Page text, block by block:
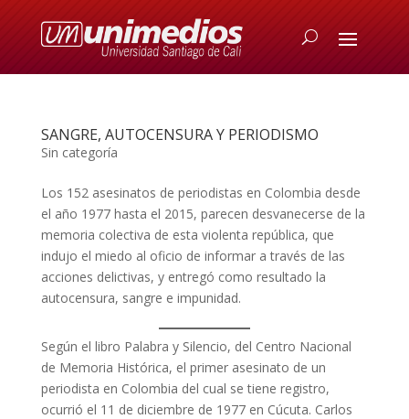
SANGRE, AUTOCENSURA Y PERIODISMO
Sin categoría
Los 152 asesinatos de periodistas en Colombia desde
el año 1977 hasta el 2015, parecen desvanecerse de la
memoria colectiva de esta violenta república, que
indujo el miedo al oficio de informar a través de las
acciones delictivas, y entregó como resultado la
autocensura, sangre e impunidad.
Según el libro Palabra y Silencio, del Centro Nacional
de Memoria Histórica, el primer asesinato de un
periodista en Colombia del cual se tiene registro,
ocurrió el 11 de diciembre de 1977 en Cúcuta. Carlos